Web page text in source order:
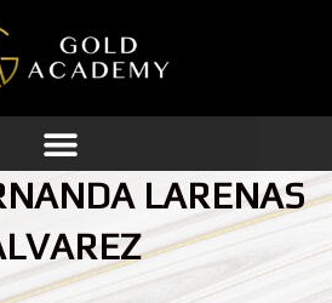
LARENAS